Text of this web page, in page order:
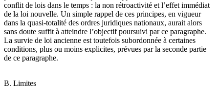
conflit de lois dans le temps : la non rétroactivité et l’effet immédiat
de la loi nouvelle. Un simple rappel de ces principes, en vigueur
dans la quasi-totalité des ordres juridiques nationaux, aurait alors
sans doute suffit à atteindre l’objectif poursuivi par ce paragraphe.
La survie de loi ancienne est toutefois subordonnée à certaines
conditions, plus ou moins explicites, prévues par la seconde partie
de ce paragraphe.
B. Limites